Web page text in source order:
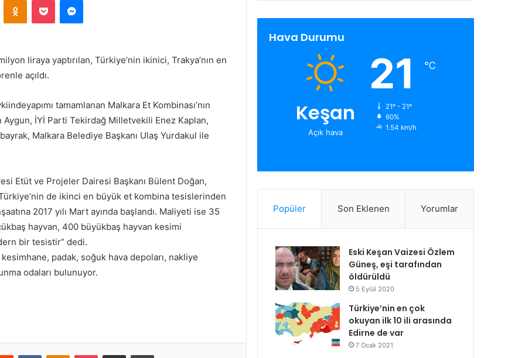
liraya yaptırılan, Türkiye’nin ikinici, Trakya’nın en
açıldı.
tamamlanan Malkara Et Kombinası’nın
Aygun, İYİ Parti Tekirdağ Milletvekili Enez Kaplan,
Malkara Belediye Başkanı Ulaş Yurdakul ile
Etüt ve Projeler Dairesi Başkanı Bülent Doğan,
Türkiye’nin de ikinci en büyük et kombina tesislerinden
2017 yılı Mart ayında başlandı. Maliyeti ise 35
hayvan, 400 büyükbaş hayvan kesimi
bir tesistir” dedi.
padak, soğuk hava depoları, nakliye
odaları bulunuyor.
Hava Durumu
Keşan
Açık hava
21 ℃
21º - 21º
60%
1.54 km/h
Popüler Son Eklenen Yorumlar
Eski Keşan Vaizesi Özlem
Güneş, eşi tarafından
öldürüldü
5 Eylül 2020
Türkiye’nin en çok
okuyan ilk 10 ili arasında
Edirne de var
7 Ocak 2021